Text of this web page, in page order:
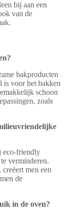
bij aan een
van de
bakproducten
is voor het bakken
schoon
zoals
eco-friendly
verminderen.
men een
de
in de oven?